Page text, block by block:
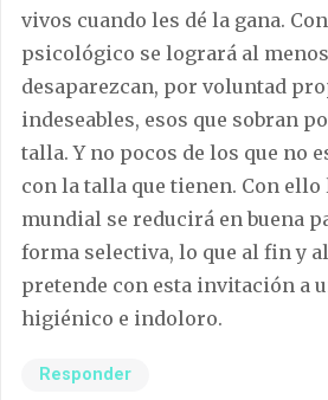
vivos cuando les dé la gana.
psicológico se logrará al
desaparezcan, por voluntad
indeseables, esos que sobran
talla. Y no pocos de los que no
con la talla que tienen. Con
mundial se reducirá en buena
forma selectiva, lo que al fin y
pretende con esta invitación a
higiénico e indoloro.
Responder